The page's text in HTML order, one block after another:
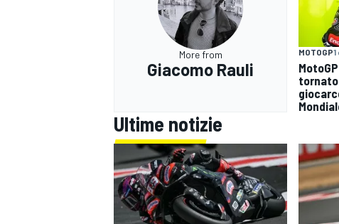
RALLY
More from
Giacomo Rauli
MOTOGP1
tornato
Ultime notizie